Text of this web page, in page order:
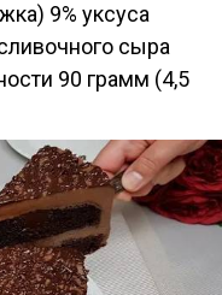
9% уксуса
сыра
90 грамм (4,5